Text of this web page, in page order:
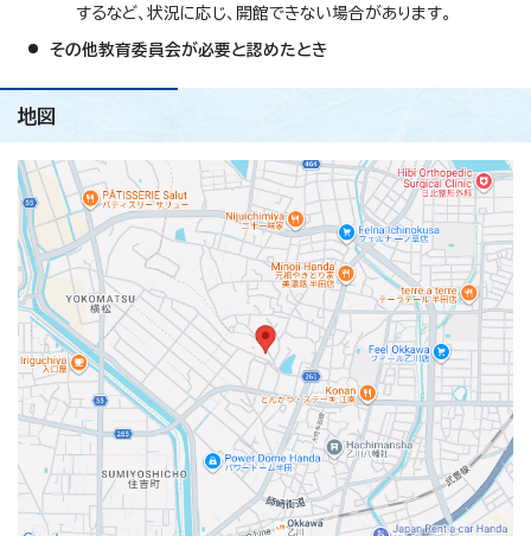
するなど、状況に応じ、開館できない場合があります。
その他教育委員会が必要と認めたとき
地図